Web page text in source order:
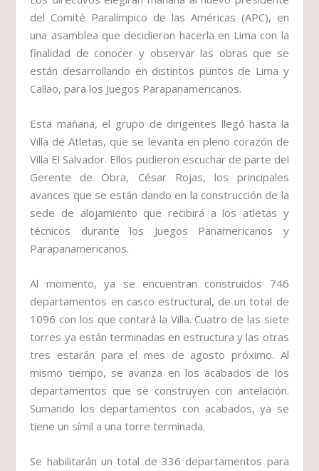
del Comité Paralímpico de las Américas (APC), en
una asamblea que decidieron hacerla en Lima con la
finalidad de conocer y observar las obras que se
están desarrollando en distintos puntos de Lima y
Callao, para los Juegos Parapanamericanos.
Esta mañana, el grupo de dirigentes llegó hasta la
Villa de Atletas, que se levanta en pleno corazón de
Villa El Salvador. Ellos pudieron escuchar de parte del
Gerente de Obra, César Rojas, los principales
avances que se están dando en la construcción de la
sede de alojamiento que recibirá a los atletas y
técnicos durante los Juegos Panamericanos y
Parapanamericanos.
Al momento, ya se encuentran construidos 746
departamentos en casco estructural, de un total de
1096 con los que contará la Villa. Cuatro de las siete
torres ya están terminadas en estructura y las otras
tres estarán para el mes de agosto próximo. Al
mismo tiempo, se avanza en los acabados de los
departamentos que se construyen con antelación.
Sumando los departamentos con acabados, ya se
tiene un símil a una torre terminada.
Se habilitarán un total de 336 departamentos para